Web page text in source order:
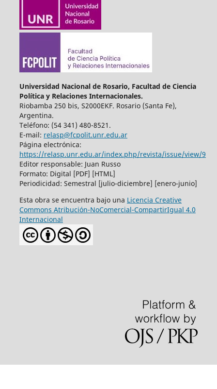
Universidad Nacional de Rosario, Facultad de Ciencia
Política y Relaciones Internacionales.
Riobamba 250 bis, S2000EKF. Rosario (Santa Fe),
Argentina.
Teléfono: (54 341) 480-8521.
E-mail: relasp@fcpolit.unr.edu.ar
Página electrónica:
https://relasp.unr.edu.ar/index.php/revista/issue/view/9
Editor responsable: Juan Russo
Formato: Digital [PDF] [HTML]
Periodicidad: Semestral [julio-diciembre] [enero-junio]
Esta obra se encuentra bajo una Licencia Creative
Commons Atribución-NoComercial-CompartirIgual 4.0
Internacional